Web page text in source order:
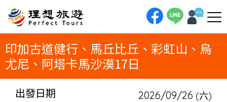
湖，直抵智利阿塔卡馬沙漠的星辰大海。這是一場挑戰極限、深入絕景的靈魂之旅。
印加古道健行、馬丘比丘、彩虹山、烏
尤尼、阿塔卡馬沙漠17日
出發日期 2026/09/26 (六)